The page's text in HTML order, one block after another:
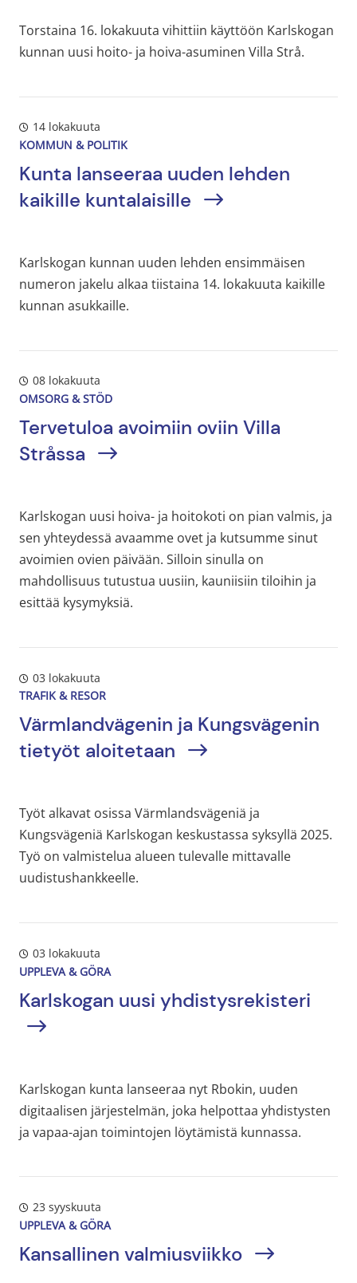
Torstaina 16. lokakuuta vihittiin käyttöön Karlskogan
kunnan uusi hoito- ja hoiva-asuminen Villa Strå.
14 lokakuuta
KOMMUN & POLITIK
Kunta lanseeraa uuden lehden
kaikille kuntalaisille
Karlskogan kunnan uuden lehden ensimmäisen
numeron jakelu alkaa tiistaina 14. lokakuuta kaikille
kunnan asukkaille.
08 lokakuuta
OMSORG & STÖD
Tervetuloa avoimiin oviin Villa
Stråssa
Karlskogan uusi hoiva- ja hoitokoti on pian valmis, ja
sen yhteydessä avaamme ovet ja kutsumme sinut
avoimien ovien päivään. Silloin sinulla on
mahdollisuus tutustua uusiin, kauniisiin tiloihin ja
esittää kysymyksiä.
03 lokakuuta
TRAFIK & RESOR
Värmlandvägenin ja Kungsvägenin
tietyöt aloitetaan
Työt alkavat osissa Värmlandsvägeniä ja
Kungsvägeniä Karlskogan keskustassa syksyllä 2025.
Työ on valmistelua alueen tulevalle mittavalle
uudistushankkeelle.
03 lokakuuta
UPPLEVA & GÖRA
Karlskogan uusi yhdistysrekisteri
Karlskogan kunta lanseeraa nyt Rbokin, uuden
digitaalisen järjestelmän, joka helpottaa yhdistysten
ja vapaa-ajan toimintojen löytämistä kunnassa.
23 syyskuuta
UPPLEVA & GÖRA
Kansallinen valmiusviikko